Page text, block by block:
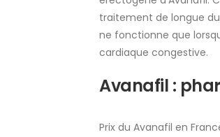
traitement de longue
ne fonctionne que
cardiaque congestive.
Avanafil :
Prix du Avanafil en